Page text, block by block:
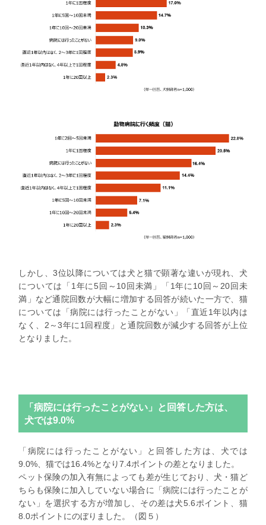
しかし、3位以降については犬と猫で顕著な違いが現れ、犬
については「1年に5回～10回未満」「1年に10回～20回未
満」など通院回数が大幅に増加する回答が続いた一方で、猫
については「病院には行ったことがない」「直近1年以内は
なく、2～3年に1回程度」と通院回数が減少する回答が上位
となりました。
「病院には行ったことがない」と回答した方は、
犬では9.0%
「病院には行ったことがない」と回答した方は、犬では
9.0%、猫では16.4%となり7.4ポイントの差となりました。
ペット保険の加入有無によっても差が生じており、犬・猫ど
ちらも保険に加入していない場合に「病院には行ったことが
ない」を選択する方が増加し、その差は犬5.6ポイント、猫
8.0ポイントにのぼりました。（図５）